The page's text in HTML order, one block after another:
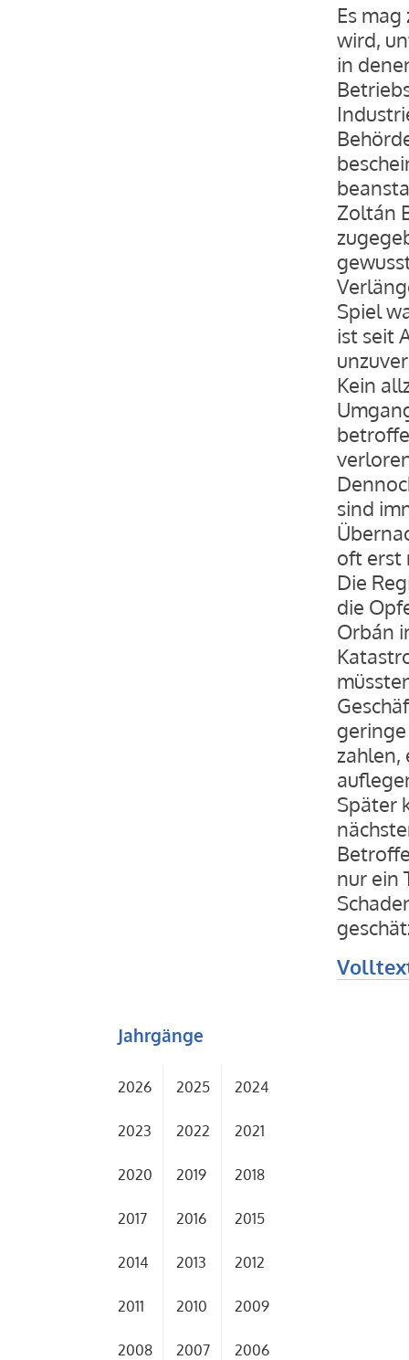
Es
wird,
in
Zoltán
Spiel
ist seit
Kein
sind
oft erst
Die
die
Orbán
zahlen,
Später
nur ein
Jahrgänge
2026 2025 2024
2023 2022 2021
2020 2019 2018
2017 2016 2015
2014 2013 2012
2011 2010 2009
2008 2007 2006